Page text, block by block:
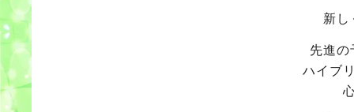
新し
先進の
ハイブ